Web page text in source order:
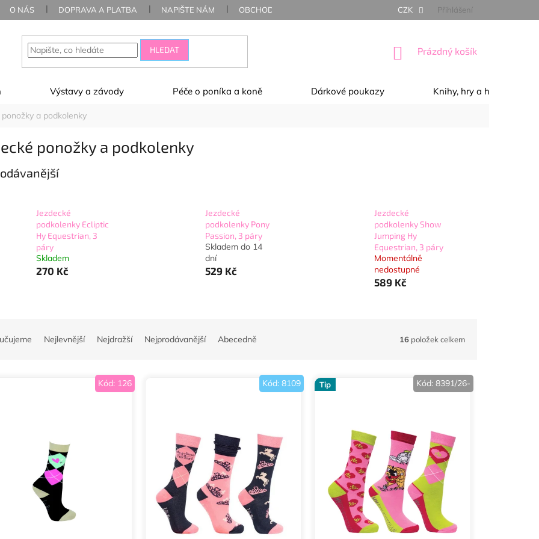
O NÁS DOPRAVA A PLATBA NAPIŠTE NÁM OBCHODNÍ PODMÍNKY OCHRANA OSOBNÍCH ÚDAJŮ
CZK Přihlášení
HLEDAT
NÁKUPNÍ
Prázdný košík
Výstavy a závody Péče o poníka a koně Dárkové poukazy Knihy, hry a hračky
ponožky a podkolenky
ponožky a podkolenky
Jezdecké
podkolenky Ecliptic
Hy Equestrian, 3
páry
Skladem
270 Kč
Jezdecké
podkolenky Pony
Passion, 3 páry
Skladem do 14
dní
529 Kč
Jezdecké
podkolenky Show
Jumping Hy
Equestrian, 3 páry
Momentálně
nedostupné
589 Kč
Nejlevnější Nejdražší Nejprodávanější Abecedně 16 položek celkem
Kód: 126 Kód: 8109 Tip Kód: 8391/26-